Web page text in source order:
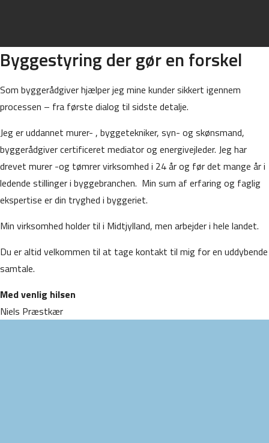
Byggestyring der gør en forskel
Som byggerådgiver hjælper jeg mine kunder sikkert igennem
processen – fra første dialog til sidste detalje.
Jeg er uddannet murer- , byggetekniker, syn- og skønsmand,
byggerådgiver certificeret mediator og energivejleder. Jeg har
drevet murer -og tømrer virksomhed i 24 år og før det mange år i
ledende stillinger i byggebranchen. Min sum af erfaring og faglig
ekspertise er din tryghed i byggeriet.
Min virksomhed holder til i Midtjylland, men arbejder i hele landet.
Du er altid velkommen til at tage kontakt til mig for en uddybende
samtale.
Med venlig hilsen
Niels Præstkær